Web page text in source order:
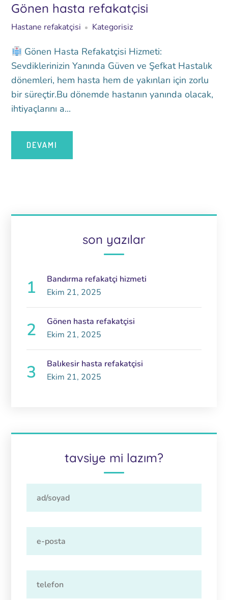
Gönen hasta refakatçisi
Hastane refakatçisi Kategorisiz
Gönen Hasta Refakatçisi Hizmeti:
Sevdiklerinizin Yanında Güven ve Şefkat Hastalık
dönemleri, hem hasta hem de yakınları için zorlu
bir süreçtir.Bu dönemde hastanın yanında olacak,
ihtiyaçlarını a...
DEVAMI
son yazılar
Bandırma refakatçi hizmeti
Ekim 21, 2025
Gönen hasta refakatçisi
Ekim 21, 2025
Balıkesir hasta refakatçisi
Ekim 21, 2025
tavsiye mi lazım?